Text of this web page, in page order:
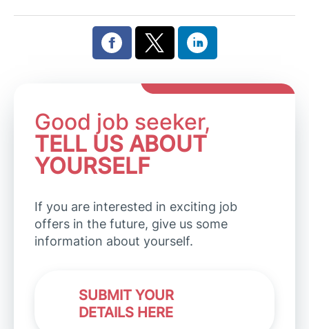
Good job seeker,
TELL US ABOUT
YOURSELF
If you are interested in exciting job
offers in the future, give us some
information about yourself.
SUBMIT YOUR
DETAILS HERE